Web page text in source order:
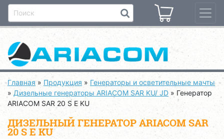
Главная » Продукция » Генераторы и осветительные мачты
» Дизельные генераторы ARIACOM SAR KU/ JD » Генератор
ARIACOM SAR 20 S E KU
ДИЗЕЛЬНЫЙ ГЕНЕРАТОР ARIACOM SAR
20 S E KU